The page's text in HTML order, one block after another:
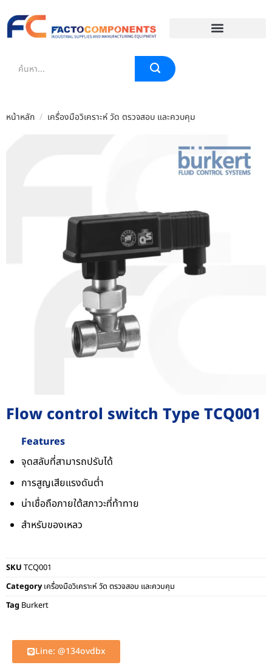
หน้าหลัก / เครื่องมือวิเคราะห์ วัด ตรวจสอบ และควบคุม
Flow control switch Type TCQ001
Features
จุดสลับที่สามารถปรับได้
การสูญเสียแรงดันต่ำ
น่าเชื่อถือภายใต้สภาวะที่ท้าทาย
สำหรับของเหลว
SKU TCQ001
Category เครื่องมือวิเคราะห์ วัด ตรวจสอบ และควบคุม
Tag Burkert
Line: @134ovdbx